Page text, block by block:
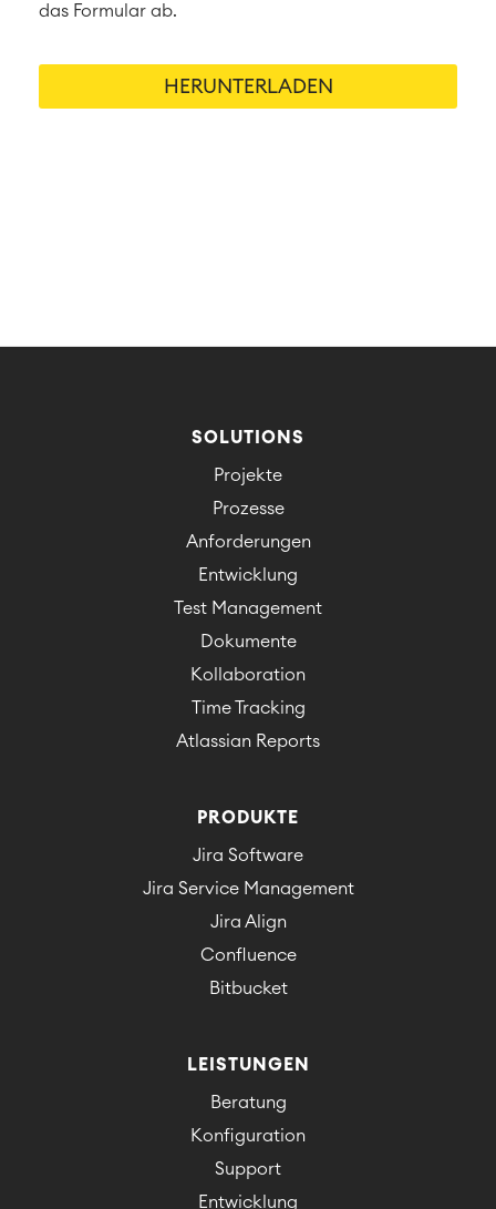
das Formular ab.
SOLUTIONS
Projekte
Prozesse
Anforderungen
Entwicklung
Test Management
Dokumente
Kollaboration
Time Tracking
Atlassian Reports
PRODUKTE
Jira Software
Jira Service Management
Jira Align
Confluence
Bitbucket
LEISTUNGEN
Beratung
Konfiguration
Support
Entwicklung